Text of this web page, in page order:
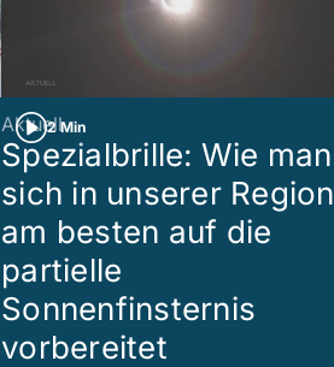
2 Min
Aktuell
Spezialbrille: Wie man
sich in unserer Region
am besten auf die
partielle
Sonnenfinsternis
vorbereitet